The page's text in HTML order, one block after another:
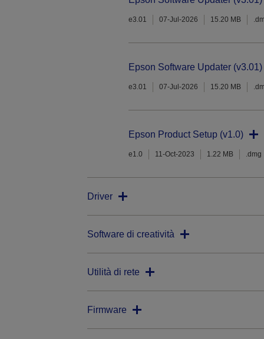
e3.01 07-Jul-2026 15.20 MB
Epson Software Updater (v3.01)
e3.01 07-Jul-2026 15.20 MB
Epson Product Setup (v1.0)
e1.0 11-Oct-2023 1.22 MB .dmg
Driver
Software di creatività
Utilità di rete
Firmware